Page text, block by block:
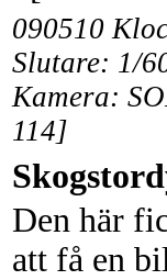
090510
Slutare: 1/
Kamera:
114]
Den här
att få en